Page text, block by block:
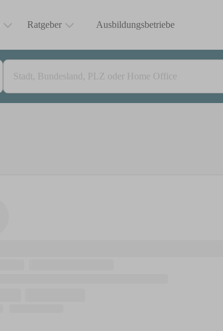
Ratgeber Ausbildungsbetriebe